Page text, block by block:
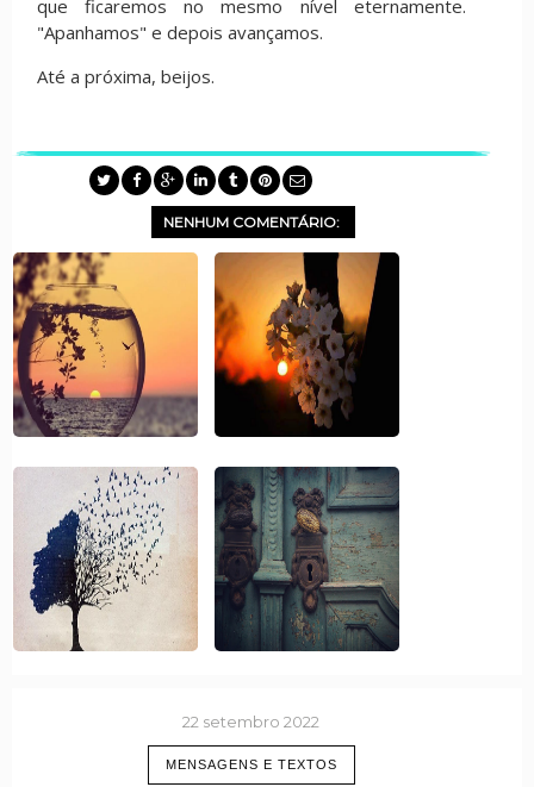
que ficaremos no mesmo nível eternamente.
"Apanhamos" e depois avançamos.
Até a próxima, beijos.
NENHUM COMENTÁRIO:
22 setembro 2022
MENSAGENS E TEXTOS